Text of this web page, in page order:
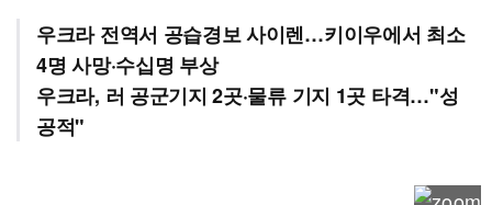
우크라 전역서 공습경보 사이렌…키이우에서 최소
4명 사망·수십명 부상
우크라, 러 공군기지 2곳·물류 기지 1곳 타격…"성
공적"